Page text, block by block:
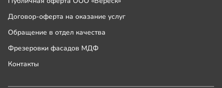
Договор-оферта на оказание услуг
Обращение в отдел качества
Фрезеровки фасадов МДФ
Контакты